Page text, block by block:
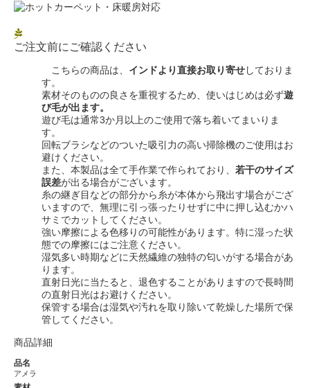
ご注文前にご確認ください
こちらの商品は、 インドより直接お取り寄せしておりま
す。
素材そのものの良さを重視するため、使いはじめは必ず遊
び毛が出ます。
遊び毛は通常3か月以上のご使用で落ち着いてまいりま
す。
回転ブラシなどのついた吸引力の高い掃除機のご使用はお
避けください。
また、本製品は全て手作業で作られており、 若干のサイズ
誤差が出る場合がございます。
糸の継ぎ目などの部分から糸が本体から飛出す場合がござ
いますので、無理に引っ張ったりせずに中に押し込むかハ
サミでカットしてください。
強い摩擦による色移りの可能性があります。特に湿った状
態での摩擦にはご注意ください。
湿気多い時期などに天然繊維の独特の匂いがする場合があ
ります。
直射日光に当たると、退色することがありますので長時間
の直射日光はお避けください。
保管する場合は湿気や汚れを取り除いて乾燥した場所で保
管してください。
商品詳細
品名
アメラ